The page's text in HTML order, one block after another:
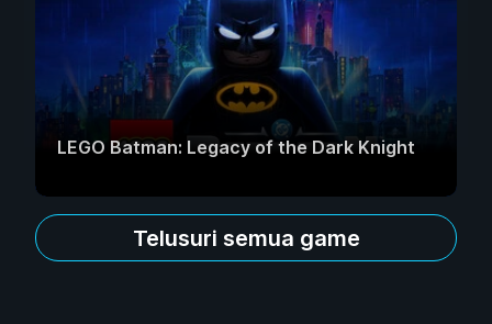
LEGO Batman: Legacy of the Dark Knight
Telusuri semua game